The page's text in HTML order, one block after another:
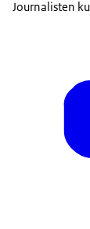
Journalisten